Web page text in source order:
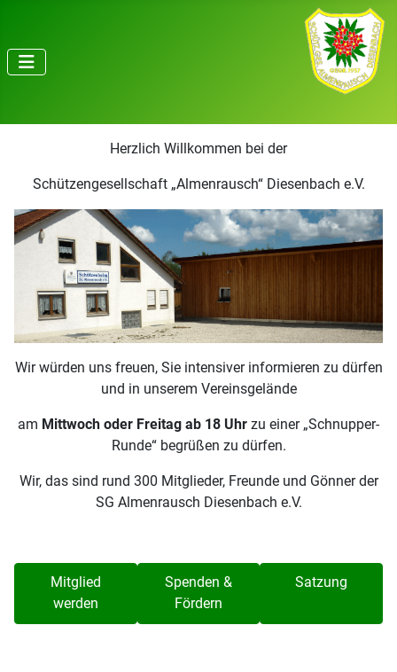
Herzlich Willkommen bei der
Schützengesellschaft „Almenrausch“ Diesenbach e.V.
Wir würden uns freuen, Sie intensiver informieren zu dürfen
und in unserem Vereinsgelände
am Mittwoch oder Freitag ab 18 Uhr zu einer „Schnupper-
Runde“ begrüßen zu dürfen.
Wir, das sind rund 300 Mitglieder, Freunde und Gönner der
SG Almenrausch Diesenbach e.V.
Mitglied
werden
Spenden &
Fördern
Satzung